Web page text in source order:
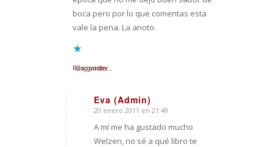
boca pero por lo que comentas esta
vale la pena. La anoto.
Cargando...
Responder
Eva (Admin)
Dice:
20 enero 2011 en 21:49
A mí me ha gustado mucho
Welzen, no sé a qué libro te